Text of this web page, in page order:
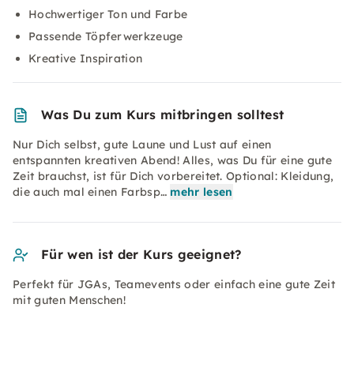
Hochwertiger Ton und Farbe
Passende Töpferwerkzeuge
Kreative Inspiration
Was Du zum Kurs mitbringen solltest
Nur Dich selbst, gute Laune und Lust auf einen
entspannten kreativen Abend! Alles, was Du für eine gute
Zeit brauchst, ist für Dich vorbereitet. Optional: Kleidung,
die auch mal einen Farbsp… mehr lesen
Für wen ist der Kurs geeignet?
Perfekt für JGAs, Teamevents oder einfach eine gute Zeit
mit guten Menschen!